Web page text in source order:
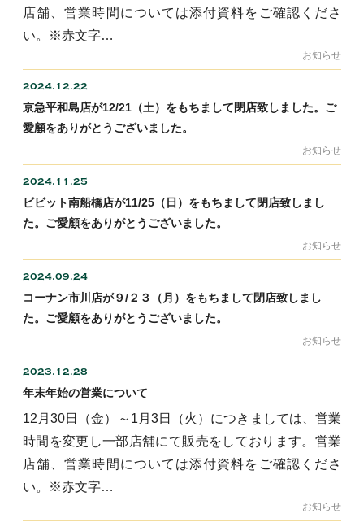
店舗、営業時間については添付資料をご確認くださ
い。※赤文字…
お知らせ
2024.12.22
京急平和島店が12/21（土）をもちまして閉店致しました。ご
愛顧をありがとうございました。
お知らせ
2024.11.25
ビビット南船橋店が11/25（日）をもちまして閉店致しまし
た。ご愛顧をありがとうございました。
お知らせ
2024.09.24
コーナン市川店が９/２３（月）をもちまして閉店致しまし
た。ご愛顧をありがとうございました。
お知らせ
2023.12.28
年末年始の営業について
12月30日（金）～1月3日（火）につきましては、営業
時間を変更し一部店舗にて販売をしております。営業
店舗、営業時間については添付資料をご確認くださ
い。※赤文字…
お知らせ